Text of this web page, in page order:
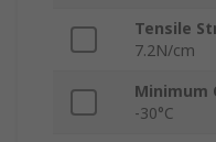
Tensile
7.2N/cm
Minimum
-30°C